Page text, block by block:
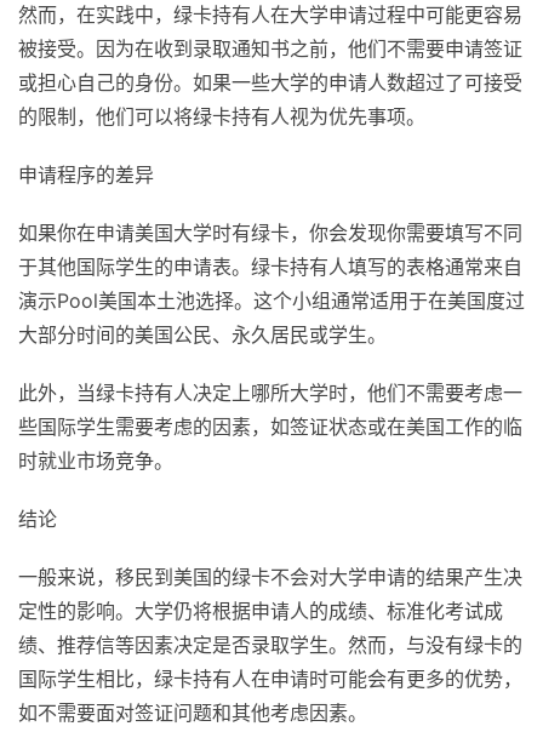
然而，在实践中，绿卡持有人在大学申请过程中可能更容易
被接受。因为在收到录取通知书之前，他们不需要申请签证
或担心自己的身份。如果一些大学的申请人数超过了可接受
的限制，他们可以将绿卡持有人视为优先事项。
申请程序的差异
如果你在申请美国大学时有绿卡，你会发现你需要填写不同
于其他国际学生的申请表。绿卡持有人填写的表格通常来自
演示Pool美国本土池选择。这个小组通常适用于在美国度过
大部分时间的美国公民、永久居民或学生。
此外，当绿卡持有人决定上哪所大学时，他们不需要考虑一
些国际学生需要考虑的因素，如签证状态或在美国工作的临
时就业市场竞争。
结论
一般来说，移民到美国的绿卡不会对大学申请的结果产生决
定性的影响。大学仍将根据申请人的成绩、标准化考试成
绩、推荐信等因素决定是否录取学生。然而，与没有绿卡的
国际学生相比，绿卡持有人在申请时可能会有更多的优势，
如不需要面对签证问题和其他考虑因素。